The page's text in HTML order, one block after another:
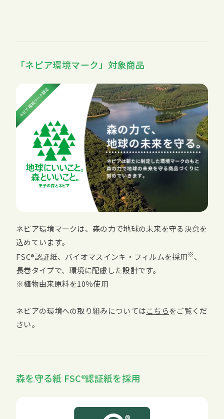
「ネピア環境マーク」対象商品
ネピア環境マークは、森の力で地球の未来を守る決意を
込めています。
FSC 認証紙、バイオマスインキ・フィルムを採用※、
長巻タイプで、環境に配慮した設計です。
※植物由来原料を10％使用
ネピアの環境への取り組みについてはこちらをご覧くだ
さい。
森を守る紙 FSC 認証紙を採用